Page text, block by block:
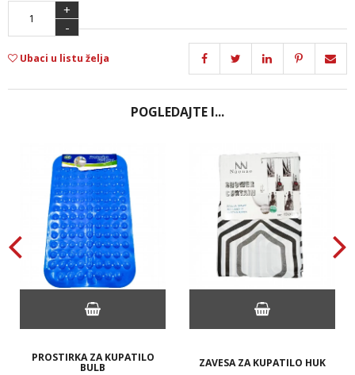
+
-
Ubaci u listu želja
POGLEDAJTE I...
PROSTIRKA ZA KUPATILO
BULB
ZAVESA ZA KUPATILO HUK